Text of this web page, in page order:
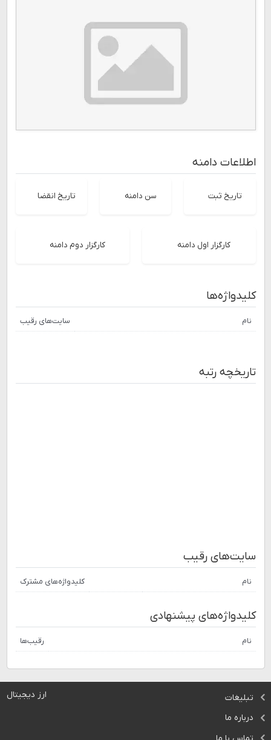
اطلاعات دامنه
تاریخ ثبت سن دامنه تاریخ انقضا
کارگزار اول دامنه کارگزار دوم دامنه
کلیدواژه‌ها
نام سایت‌های رقیب
تاریخچه رتبه
سایت‌های رقیب
نام کلیدواژه‌های مشترک
کلیدواژه‌های پیشنهادی
نام رقیب‌ها
ارز دیجیتال
تبلیغات
درباره ما